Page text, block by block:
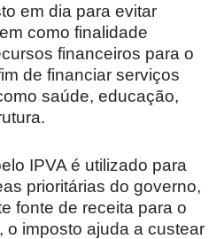
em dia para evitar
como finalidade
financeiros para o
de financiar serviços
saúde, educação,
IPVA é utilizado para
prioritárias do governo,
fonte de receita para o
o imposto ajuda a custear